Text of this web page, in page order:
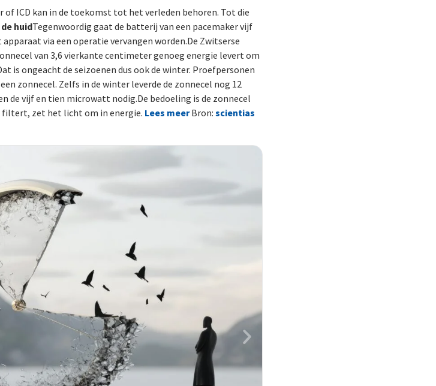
of ICD kan in de toekomst tot het verleden behoren. Tot die
huidTegenwoordig gaat de batterij van een pacemaker vijf
via een operatie vervangen worden.De Zwitserse
van 3,6 vierkante centimeter genoeg energie levert om
is ongeacht de seizoenen dus ook de winter. Proefpersonen
zonnecel. Zelfs in de winter leverde de zonnecel nog 12
de vijf en tien microwatt nodig.De bedoeling is de zonnecel
filtert, zet het licht om in energie. Lees meerBron: scientias